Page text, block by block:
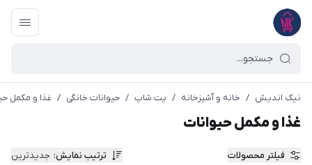
نیک اندیش / خانه و آشپزخانه / پت شاپ / حیوانات خانگی / غذا و مکمل
غذا و مکمل حیوانات
فیلتر محصولات ترتیب نمایش: جدیدترین